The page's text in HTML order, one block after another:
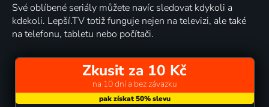
Své oblíbené seriály můžete navíc sledovat kdykoli a
kdekoli. Lepší.TV totiž funguje nejen na televizi, ale také
na telefonu, tabletu nebo počítači.
Zkusit za 10 Kč
na 10 dní a bez závazku